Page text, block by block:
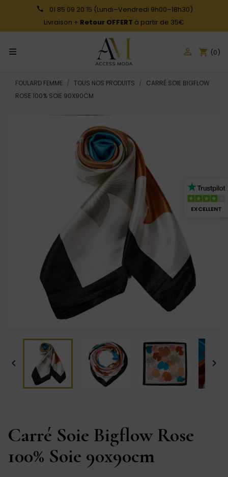
EXCELLENT
01 85 09 20 15 (Lundi–Vendredi 9h00–18h30)
Livraison + Retour OFFERT à partir de 35€
 shopping_cart (0)
FOULARD FEMME TOUS NOS PRODUITS
CARRÉ SOIE BIGFLOW
ROSE 100% SOIE 90X90CM
 
Carré Soie Bigflow Rose
100% Soie 90x90cm